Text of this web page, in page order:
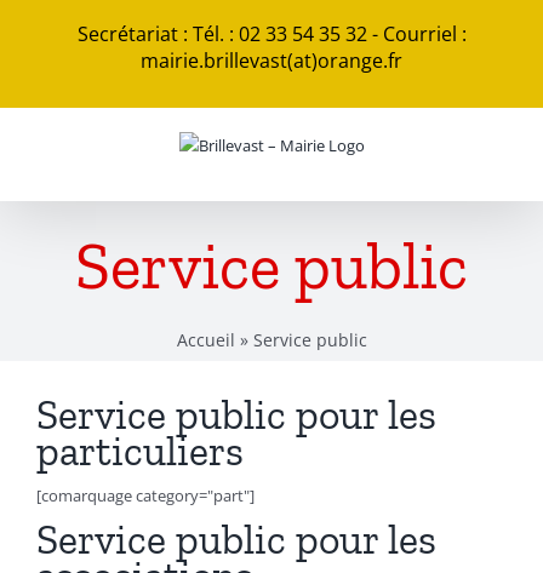
Secrétariat : Tél. : 02 33 54 35 32 - Courriel :
mairie.brillevast(at)orange.fr
Service public
Accueil » Service public
Service public pour les
particuliers
[comarquage category="part"]
Service public pour les